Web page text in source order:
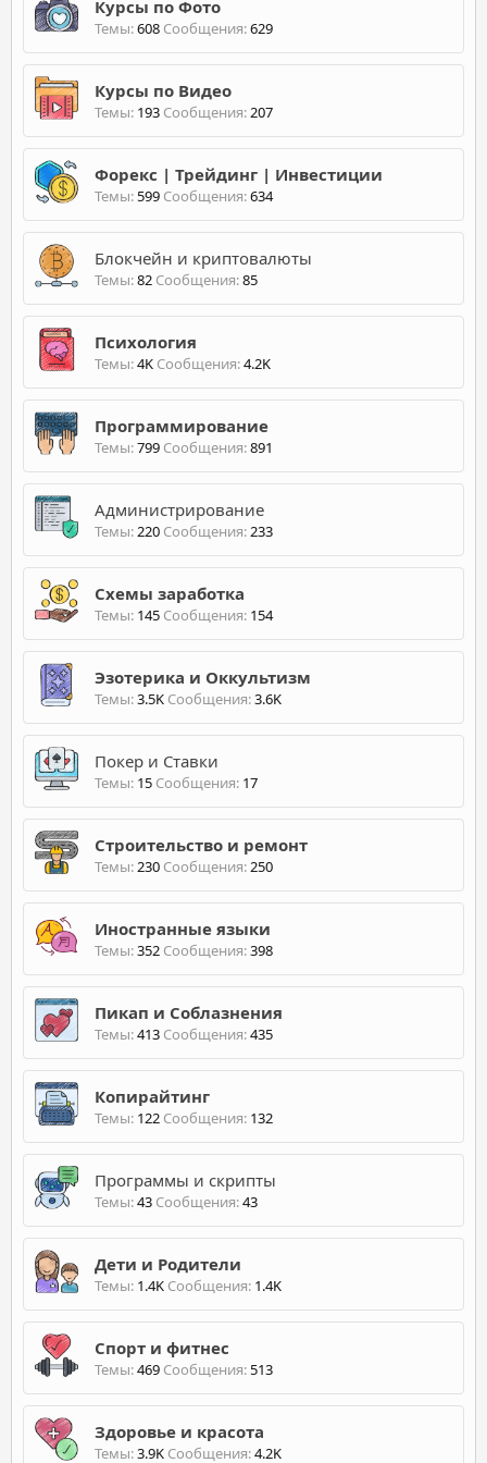
Психология [МИП] Александр Покрышкин ― Практическая детская психология (2019)
Курсы по Фото
Темы 608 Сообщения 629
Курсы по Видео
Темы 193 Сообщения 207
Форекс | Трейдинг | Инвестиции
Темы 599 Сообщения 634
Блокчейн и криптовалюты
Темы 82 Сообщения 85
Психология
Темы 4K Сообщения 4.2K
Программирование
Темы 799 Сообщения 891
Администрирование
Темы 220 Сообщения 233
Схемы заработка
Темы 145 Сообщения 154
Эзотерика и Оккультизм
Темы 3.5K Сообщения 3.6K
Покер и Ставки
Темы 15 Сообщения 17
Строительство и ремонт
Темы 230 Сообщения 250
Иностранные языки
Темы 352 Сообщения 398
Пикап и Соблазнения
Темы 413 Сообщения 435
Копирайтинг
Темы 122 Сообщения 132
Программы и скрипты
Темы 43 Сообщения 43
Дети и Родители
Темы 1.4K Сообщения 1.4K
Спорт и фитнес
Темы 469 Сообщения 513
Здоровье и красота
Темы 3.9K Сообщения 4.2K